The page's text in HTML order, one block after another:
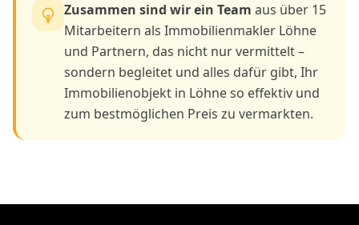
Zusammen sind wir ein Team aus über 15
Mitarbeitern als Immobilienmakler Löhne
und Partnern, das nicht nur vermittelt –
sondern begleitet und alles dafür gibt, Ihr
Immobilienobjekt in Löhne so effektiv und
zum bestmöglichen Preis zu vermarkten.